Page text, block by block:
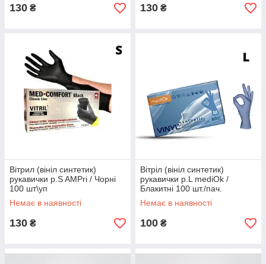
130 ₴ 130 ₴
Вітрил (вініл синтетик)
рукавички р.S AMPri / Чорні
100 шт\уп
Немає в наявності
130 ₴
Вітріл (вініл синтетик)
рукавички р.L mediOk /
Блакитні 100 шт./пач.
Немає в наявності
100 ₴